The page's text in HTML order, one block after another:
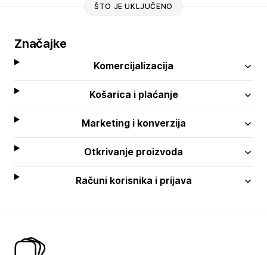
ŠTO JE UKLJUČENO
Značajke
Komercijalizacija
Košarica i plaćanje
Marketing i konverzija
Otkrivanje proizvoda
Računi korisnika i prijava